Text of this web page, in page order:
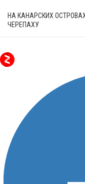
НА КАНАРСКИХ
ЧЕРЕПАХУ